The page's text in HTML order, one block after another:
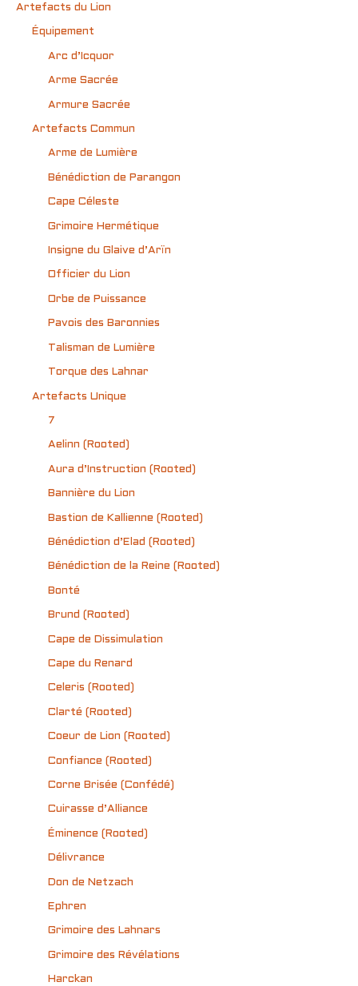
Artefacts du Lion
Équipement
Arc d’Icquor
Arme Sacrée
Armure Sacrée
Artefacts Commun
Arme de Lumière
Bénédiction de Parangon
Cape Céleste
Grimoire Hermétique
Insigne du Glaive d’Arïn
Officier du Lion
Orbe de Puissance
Pavois des Baronnies
Talisman de Lumière
Torque des Lahnar
Artefacts Unique
7
Aelinn (Rooted)
Aura d’Instruction (Rooted)
Bannière du Lion
Bastion de Kallienne (Rooted)
Bénédiction d’Elad (Rooted)
Bénédiction de la Reine (Rooted)
Bonté
Brund (Rooted)
Cape de Dissimulation
Cape du Renard
Celeris (Rooted)
Clarté (Rooted)
Coeur de Lion (Rooted)
Confiance (Rooted)
Corne Brisée (Confédé)
Cuirasse d’Alliance
Éminence (Rooted)
Délivrance
Don de Netzach
Ephren
Grimoire des Lahnars
Grimoire des Révélations
Harckan